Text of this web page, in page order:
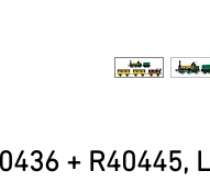
+ R40445,